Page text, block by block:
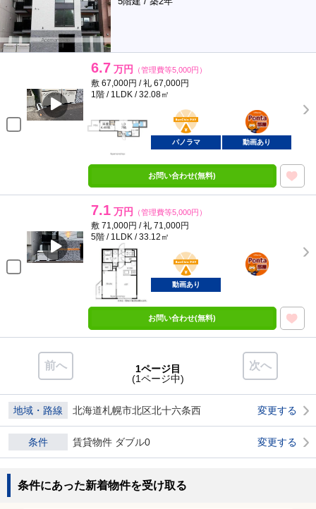
6.7 万円 （管理費等5,000円）
敷 67,000円 / 礼 67,000円
1階 / 1LDK / 32.08㎡
BunChinPAY
ポンタ
部屋
パノラマ 動画あり
お問い合わせ(無料)
7.1 万円 （管理費等5,000円）
敷 71,000円 / 礼 71,000円
5階 / 1LDK / 33.12㎡
BunChinPAY
ポンタ
部屋
動画あり
お問い合わせ(無料)
前へ 次へ
1ページ目
(1ページ中)
地域・路線 北海道札幌市北区北十六条西 変更する
条件 賃貸物件 ダブル0 変更する
条件にあった新着物件を受け取る